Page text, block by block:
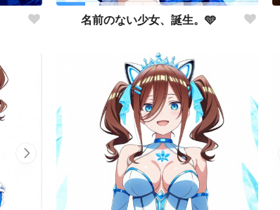
名前のない少女、誕生。🩵